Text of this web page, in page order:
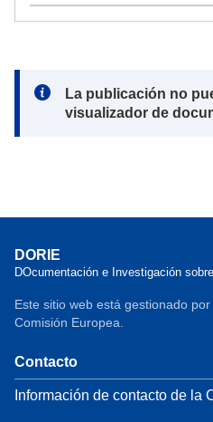
Note:
La publicación no
visualizador de
DORIE
DOcumentación e Investigación
Este sitio web está gestionado
Comisión Europea.
Contacto
Información de contacto de la